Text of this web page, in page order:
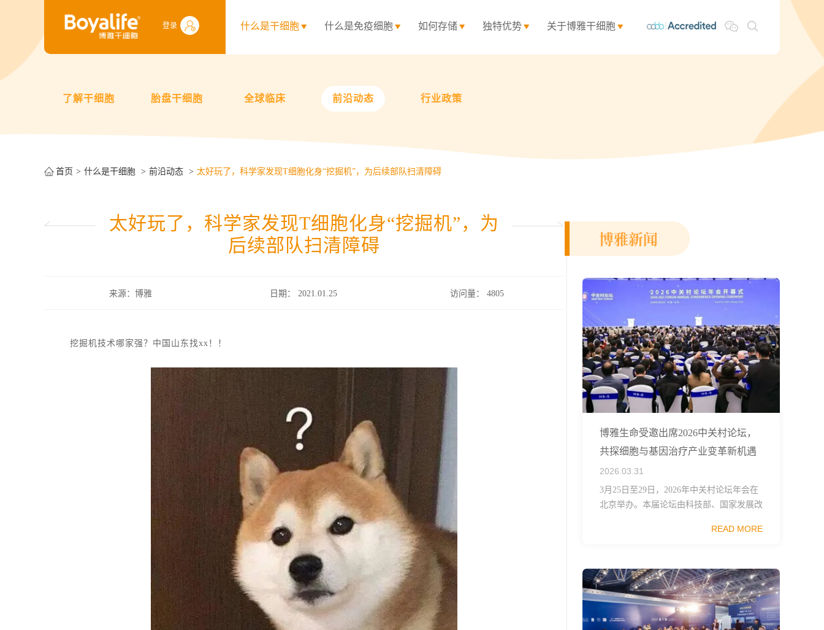
登录 什么是干细胞 什么是免疫细胞 如何存储 独特优势 关于博雅干细胞
了解干细胞 胎盘干细胞 全球临床 前沿动态 行业政策
首页 什么是干细胞 前沿动态 太好玩了，科学家发现T细胞化身“挖掘机”，为后续部队扫清障碍
太好玩了，科学家发现T细胞化身“挖掘机”，为
后续部队扫清障碍
来源：博雅 日期： 2021.01.25 访问量： 4805
挖掘机技术哪家强？中国山东找xx！！
博雅新闻
博雅生命受邀出席2026中关村论坛，
共探细胞与基因治疗产业变革新机遇
2026.03.31
3月25日至29日，2026年中关村论坛年会在
北京举办。本届论坛由科技部、国家发展改
国科学院、中国工程院、中国科协和北京市
READ MORE